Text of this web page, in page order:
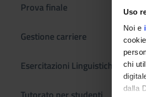
Uso
Noi e
chi
dalla
Prova finale
Gestione carriere
Esercitazioni Linguistiche CLA